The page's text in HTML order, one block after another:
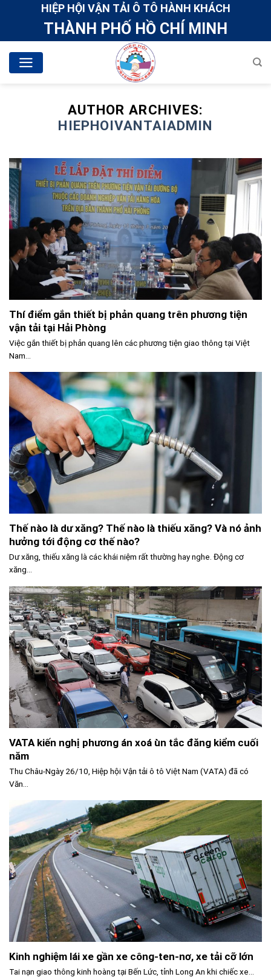
HIỆP HỘI VẬN TẢI Ô TÔ HÀNH KHÁCH
THÀNH PHỐ HỒ CHÍ MINH
AUTHOR ARCHIVES:
HIEPHOIVANTAIADMIN
Thí điểm gắn thiết bị phản quang trên phương tiện
vận tải tại Hải Phòng
Việc gắn thiết bị phản quang lên các phương tiện giao thông tại Việt
Nam...
Thế nào là dư xăng? Thế nào là thiếu xăng? Và nó ảnh
hưởng tới động cơ thế nào?
Dư xăng, thiếu xăng là các khái niệm rất thường hay nghe. Động cơ
xăng...
VATA kiến nghị phương án xoá ùn tắc đăng kiểm cuối
năm
Thu Châu-Ngày 26/10, Hiệp hội Vận tải ô tô Việt Nam (VATA) đã có
Văn...
Kinh nghiệm lái xe gần xe công-ten-nơ, xe tải cỡ lớn
Tai nạn giao thông kinh hoàng tại Bến Lức, tỉnh Long An khi chiếc xe...